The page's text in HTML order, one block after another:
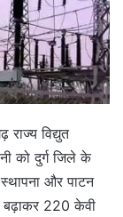
विद्युत
को दुर्ग जिले के
और पाटन
बढ़ाकर 220 केवी